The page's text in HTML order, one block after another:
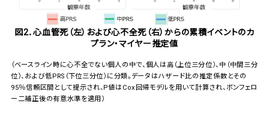
図2．心血管死（左）および心不全死（右）からの累積イベントのカ
プラン・マイヤー推定値
（ベースライン時に心不全でない個人の中で、個人は高（上位三分位）、中（中間三分
位）、および低PRS（下位三分位）に分類。データはハザード比の推定係数とその
95％信頼区間として提示され、P値はCox回帰モデルを用いて計算され、ボンフェロ
ー二補正後の有意水準を適用）